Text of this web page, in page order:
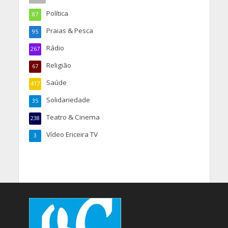
Política
87
Praias & Pesca
95
Rádio
267
Religião
67
Saúde
417
Solidariedade
35
Teatro & Cinema
238
Vídeo Ericeira TV
3